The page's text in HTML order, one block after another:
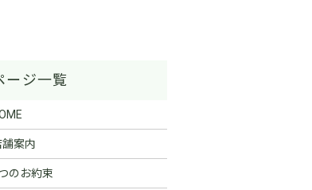
舗案内
のお約束